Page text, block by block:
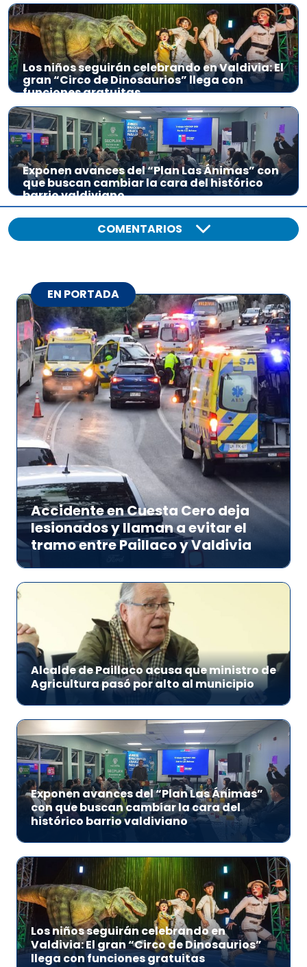
Los niños seguirán celebrando en Valdivia: El
gran “Circo de Dinosaurios” llega con
funciones gratuitas
Exponen avances del “Plan Las Ánimas” con
que buscan cambiar la cara del histórico
barrio valdiviano
COMENTARIOS
EN PORTADA
Accidente en Cuesta Cero deja
lesionados y llaman a evitar el
tramo entre Paillaco y Valdivia
Alcalde de Paillaco acusa que ministro de
Agricultura pasó por alto al municipio
Exponen avances del “Plan Las Ánimas”
con que buscan cambiar la cara del
histórico barrio valdiviano
Los niños seguirán celebrando en
Valdivia: El gran “Circo de Dinosaurios”
llega con funciones gratuitas